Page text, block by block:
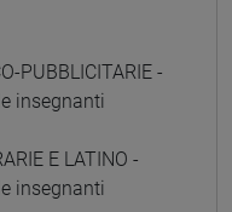
PUBBLICITARIE -
insegnanti
E LATINO -
insegnanti